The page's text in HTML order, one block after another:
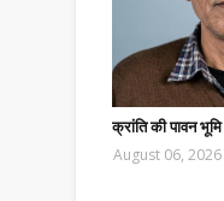
क्रांति की पावन
August 06, 2026